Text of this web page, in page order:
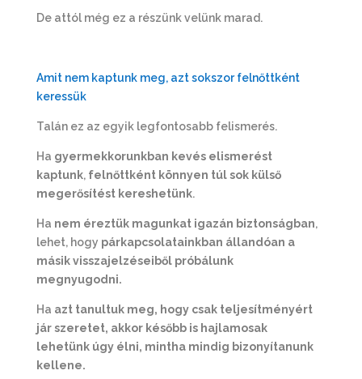
De attól még ez a részünk velünk marad.
Amit nem kaptunk meg, azt sokszor felnőttként
keressük
Talán ez az egyik legfontosabb felismerés.
Ha gyermekkorunkban kevés elismerést
kaptunk, felnőttként könnyen túl sok külső
megerősítést kereshetünk.
Ha nem éreztük magunkat igazán biztonságban,
lehet, hogy párkapcsolatainkban állandóan a
másik visszajelzéseiből próbálunk
megnyugodni.
Ha azt tanultuk meg, hogy csak teljesítményért
jár szeretet, akkor később is hajlamosak
lehetünk úgy élni, mintha mindig bizonyítanunk
kellene.